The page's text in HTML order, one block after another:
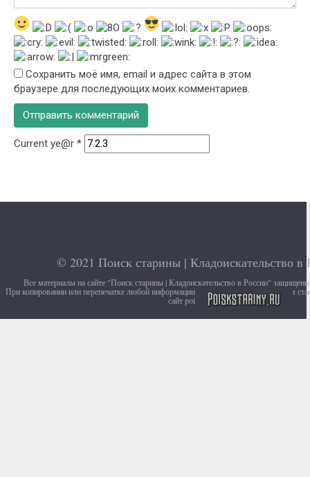
Сохранить моё имя, email и адрес сайта в этом
браузере для последующих моих комментариев.
Current ye@r *
© 2021 Поиск старины | Кладоискательство в
Все материалы на сайте "Поиск старины | Кладоискательство в России"
При копировании или перепечатке любой информации с сайта, убедительно просим
сайт poiskstariny.ru